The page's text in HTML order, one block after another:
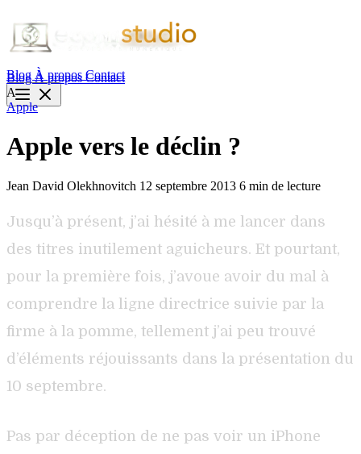
Blog À propos Contact
BlogÀ proposContact
A
Apple
Apple vers le déclin ?
Jean David Olekhnovitch 12 septembre 2013 6 min de lecture
Jusqu’à présent, j’ai hésité à me lancer dans
des titres inutilement aguicheurs. Et pourtant,
pour la première fois, j’avoue avoir du mal à
comprendre la ligne directrice suivie par la
firme à la pomme, tellement j’ai peu trouvé
d’éléments réjouissants dans la présentation du
10 septembre.
Pas par déception de ne pas voir un iPhone